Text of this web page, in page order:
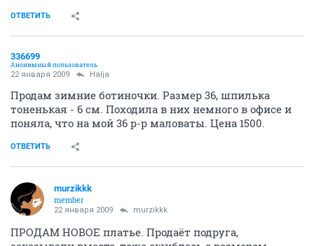
ОТВЕТИТЬ
336699
Анонимный пользователь
22 января 2009 Halja
Продам зимние ботиночки. Размер 36, шпилька
тоненькая - 6 см. Походила в них немного в офисе и
поняла, что на мой 36 р-р маловаты. Цена 1500.
ОТВЕТИТЬ
murzikkk
member
22 января 2009 murzikkk
ПРОДАМ НОВОЕ платье. Продаёт подруга,